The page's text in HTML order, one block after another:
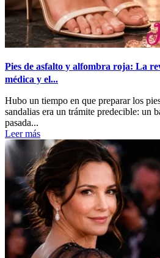
Pies de asfalto y alfombra roja: La
médica y el...
Hubo un tiempo en que preparar los
sandalias era un trámite predecible: un
pasada...
Leer más